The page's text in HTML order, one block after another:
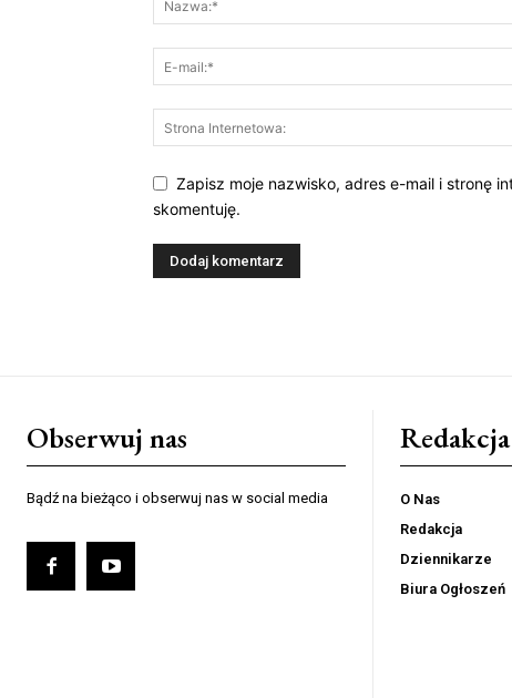
Zapisz moje nazwisko, adres e-mail i stronę
skomentuję.
Obserwuj nas
Bądź na bieżąco i obserwuj nas w social media
Redakcja
O Nas
Redakcja
Dziennikarze
Biura Ogłoszeń